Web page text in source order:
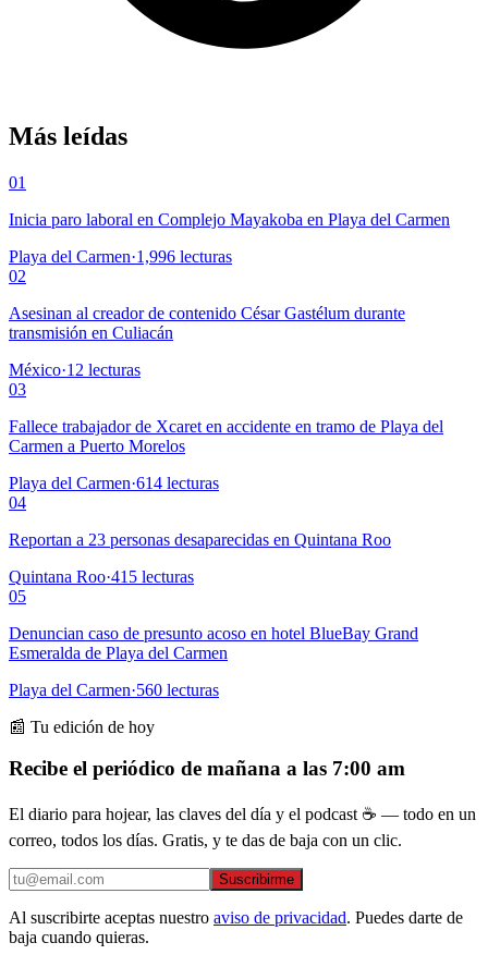
Más leídas
01
Inicia paro laboral en Complejo Mayakoba en Playa del Carmen
Playa del Carmen·1,996 lecturas
02
Asesinan al creador de contenido César Gastélum durante
transmisión en Culiacán
México·12 lecturas
03
Fallece trabajador de Xcaret en accidente en tramo de Playa del
Carmen a Puerto Morelos
Playa del Carmen·614 lecturas
04
Reportan a 23 personas desaparecidas en Quintana Roo
Quintana Roo·415 lecturas
05
Denuncian caso de presunto acoso en hotel BlueBay Grand
Esmeralda de Playa del Carmen
Playa del Carmen·560 lecturas
📰 Tu edición de hoy
Recibe el periódico de mañana a las 7:00 am
El diario para hojear, las claves del día y el podcast ☕ — todo en un
correo, todos los días. Gratis, y te das de baja con un clic.
Suscribirme
Al suscribirte aceptas nuestro aviso de privacidad. Puedes darte de
baja cuando quieras.